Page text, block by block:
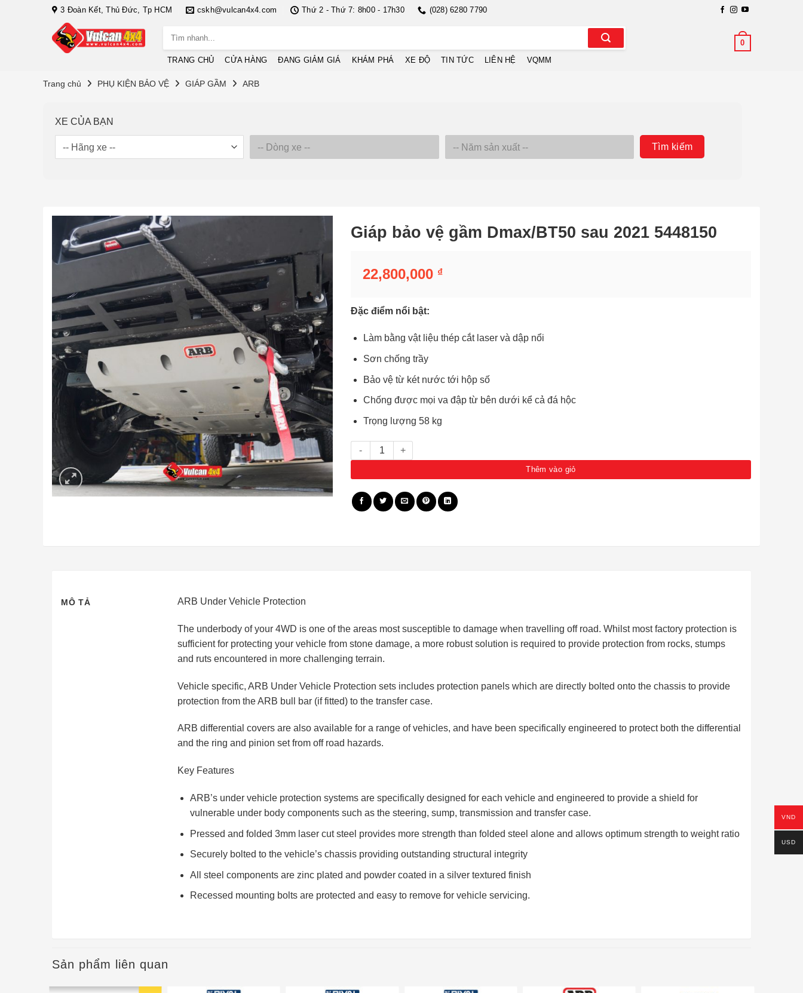
3 Đoàn Kết, Thủ Đức, Tp HCM cskh@vulcan4x4.com Thứ 2 - Thứ 7: 8h00 - 17h30 (028) 6280 7790
Tìm
TRANG CHỦ CỬA HÀNG ĐANG GIẢM GIÁ KHÁM PHÁ XE ĐỘ TIN TỨC LIÊN HỆ VQMM
0
Trang chủ PHỤ KIỆN BẢO VỆ GIÁP GẦM ARB
XE CỦA BẠN
Tìm kiếm
Giáp bảo vệ gầm Dmax/BT50 sau 2021 5448150
22,800,000 ₫
Đặc điểm nổi bật:
Làm bằng vật liệu thép cắt laser và dập nổi
Sơn chống trầy
Bảo vệ từ két nước tới hộp số
Chống được mọi va đập từ bên dưới kể cả đá hộc
Trọng lượng 58 kg
Giáp bảo vệ gầm Dmax/BT50 sau 2021 5448150 số lượng
Thêm vào giỏ
MÔ TẢ ARB Under Vehicle Protection
The underbody of your 4WD is one of the areas most susceptible to damage when travelling off road. Whilst most factory protection is
sufficient for protecting your vehicle from stone damage, a more robust solution is required to provide protection from rocks, stumps
and ruts encountered in more challenging terrain.
Vehicle specific, ARB Under Vehicle Protection sets includes protection panels which are directly bolted onto the chassis to provide
protection from the ARB bull bar (if fitted) to the transfer case.
ARB differential covers are also available for a range of vehicles, and have been specifically engineered to protect both the differential
and the ring and pinion set from off road hazards.
Key Features
ARB’s under vehicle protection systems are specifically designed for each vehicle and engineered to provide a shield for
vulnerable under body components such as the steering, sump, transmission and transfer case.
Pressed and folded 3mm laser cut steel provides more strength than folded steel alone and allows optimum strength to weight ratio
Securely bolted to the vehicle’s chassis providing outstanding structural integrity
All steel components are zinc plated and powder coated in a silver textured finish
Recessed mounting bolts are protected and easy to remove for vehicle servicing.
Sản phẩm liên quan
VND
USD